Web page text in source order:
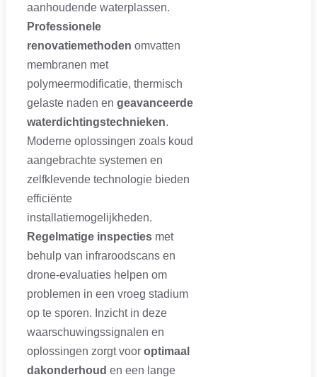
aanhoudende waterplassen.
Professionele
renovatiemethoden omvatten
membranen met
polymeermodificatie, thermisch
gelaste naden en geavanceerde
waterdichtingstechnieken.
Moderne oplossingen zoals koud
aangebrachte systemen en
zelfklevende technologie bieden
efficiënte
installatiemogelijkheden.
Regelmatige inspecties met
behulp van infraroodscans en
drone-evaluaties helpen om
problemen in een vroeg stadium
op te sporen. Inzicht in deze
waarschuwingssignalen en
oplossingen zorgt voor optimaal
dakonderhoud en een lange